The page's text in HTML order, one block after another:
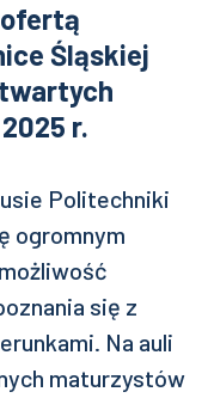
Śląskiej
r.
Politechniki
ogromnym
się z
Na auli
maturzystów